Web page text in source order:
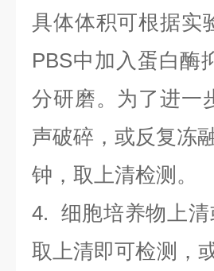
具体体积可根据实
PBS中加入蛋白酶
分研磨。为了进一
声破碎，或反复冻
钟，取上清检测。
4. 细胞培养物上
取上清即可检测，